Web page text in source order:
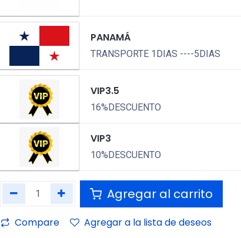
PANAMÁ
TRANSPORTE 1DIAS ----5DIAS
VIP3.5
16%DESCUENTO
VIP3
10%DESCUENTO
Agregar al carrito
Compare Agregar a la lista de deseos